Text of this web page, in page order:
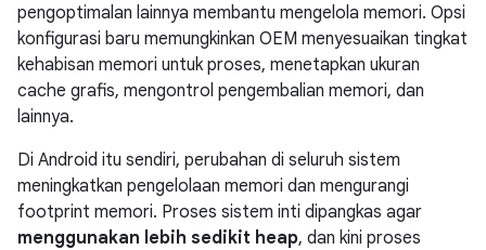
pengoptimalan lainnya membantu mengelola memori. Opsi
konfigurasi baru memungkinkan OEM menyesuaikan tingkat
kehabisan memori untuk proses, menetapkan ukuran
cache grafis, mengontrol pengembalian memori, dan
lainnya.
Di Android itu sendiri, perubahan di seluruh sistem
meningkatkan pengelolaan memori dan mengurangi
footprint memori. Proses sistem inti dipangkas agar
menggunakan lebih sedikit heap, dan kini proses